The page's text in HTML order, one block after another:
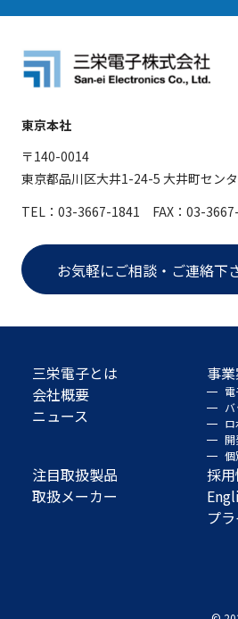
東京本社
〒140-0014
東京都品川区大井1-24-5 大井町セン
TEL：03-3667-1841 FAX：03-
お気軽にご相談・ご連絡下
三栄電子とは
会社概要
ニュース
事
開
個
注目取扱製品
取扱メーカー
採
プ